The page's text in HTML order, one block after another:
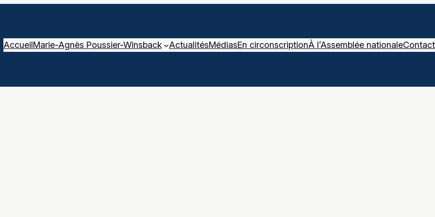
AccueilMarie-Agnès Poussier-Winsback ActualitésMédiasEn circonscriptionÀ l’Assemblée nationaleContact